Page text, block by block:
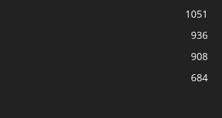
1051
936
908
684